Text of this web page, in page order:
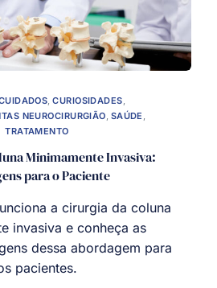
,CURIOSIDADES,
NEUROCIRURGIÃO, SAÚDE ,
TRATAMENTO
Minimamente Invasiva:
para o Paciente
a cirurgia da coluna
invasiva e conheça as
dessa abordagem para
pacientes.